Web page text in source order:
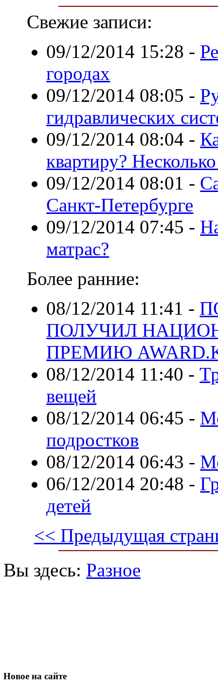
Свежие записи:
09/12/2014 15:28 -
городах
09/12/2014 08:05 -
гидравлических
09/12/2014 08:04 -
квартиру?
09/12/2014 08:01 -
Санкт-Петербурге
09/12/2014 07:45 -
матрас?
Более ранние:
08/12/2014 11:41 -
ПОЛУЧИЛ
ПРЕМИЮ
08/12/2014 11:40 -
вещей
08/12/2014 06:45 -
подростков
08/12/2014 06:43 -
06/12/2014 20:48 -
детей
<< Предыдущая
Вы здесь: Разное
Новое на сайте